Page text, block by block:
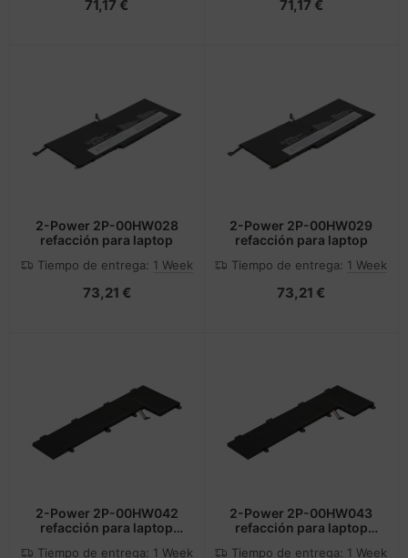
71,17 € 71,17 €
2-Power 2P-00HW028
refacción para laptop
Tiempo de entrega: 1 Week
73,21 €
2-Power 2P-00HW029
refacción para laptop
Tiempo de entrega: 1 Week
73,21 €
2-Power 2P-00HW042
refacción para laptop
Tiempo de entrega: 1 Week
2-Power 2P-00HW043
refacción para laptop
Tiempo de entrega: 1 Week